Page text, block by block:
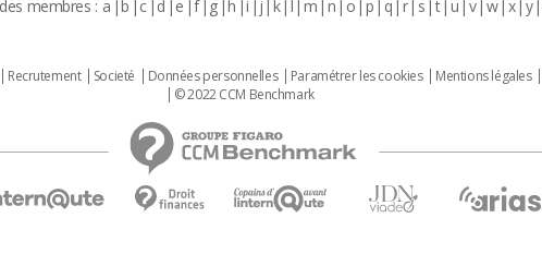
membres : a b c d e f g h i j k l m n o p q r s t u v w x y
Recrutement Societé Données personnelles Paramétrer les cookies Mentions légales
© 2022 CCM Benchmark